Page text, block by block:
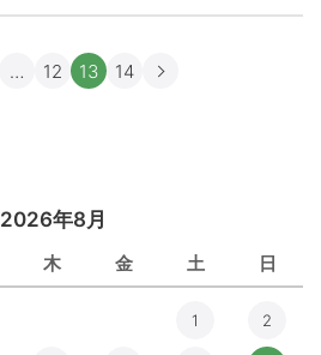
… 12 13 14
2026年8月
木 金 土 日
1 2